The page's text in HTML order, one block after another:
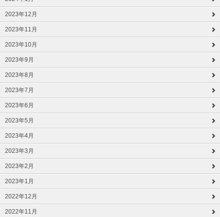
2023年12月
2023年11月
2023年10月
2023年9月
2023年8月
2023年7月
2023年6月
2023年5月
2023年4月
2023年3月
2023年2月
2023年1月
2022年12月
2022年11月